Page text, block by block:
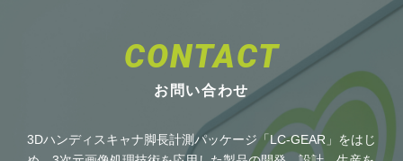
CONTACT
お問い合わせ
3Dハンディスキャナ脚長計測パッケージ「LC-GEAR」をはじ